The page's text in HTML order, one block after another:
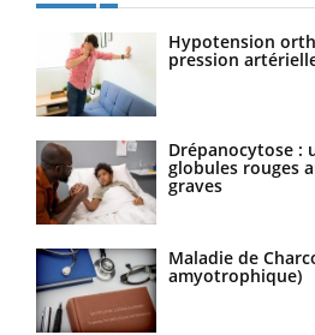
Hypotension
pression
Drépanocytose :
globules rouges
graves
Maladie de
amyotrophique)